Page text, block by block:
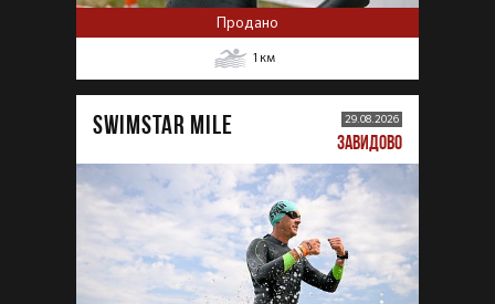
Продано
1 км
SWIMSTAR MILE 29.08.2026
ЗАВИДОВО